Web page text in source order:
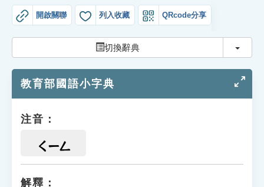
開啟關聯 列入收藏 QRcode分享
切換辭典 切換
教育部國語小字典
注音：
ㄑㄧㄥ
解釋：